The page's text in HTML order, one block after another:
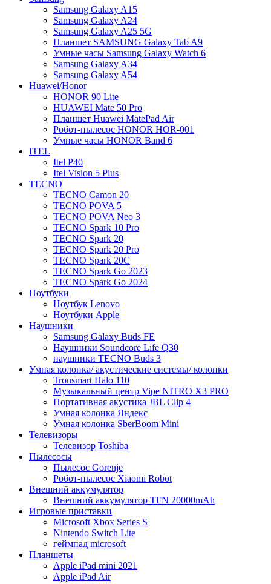
Samsung Galaxy A15
Samsung Galaxy A24
Samsung Galaxy A25 5G
Планшет SAMSUNG Galaxy Tab A9
Умные часы Samsung Galaxy Watch 6
Samsung Galaxy A34
Samsung Galaxy A54
Huawei/Honor
HONOR 90 Lite
HUAWEI Mate 50 Pro
Планшет Huawei MatePad Air
Робот-пылесос HONOR HOR-001
Умные часы HONOR Band 6
ITEL
Itel P40
Itel Vision 5 Plus
TECNO
TECNO Camon 20
TECNO POVA 5
TECNO POVA Neo 3
TECNO Spark 10 Pro
TECNO Spark 20
TECNO Spark 20 Pro
TECNO Spark 20C
TECNO Spark Go 2023
TECNO Spark Go 2024
Ноутбуки
Ноутбук Lenovo
Ноутбуки Apple
Наушники
Samsung Galaxy Buds FE
Наушники Soundcore Life Q30
наушники TECNO Buds 3
Умная колонка/ акустические системы/ колонки
Tronsmart Halo 110
Музыкальный центр Vipe NITRO X3 PRO
Портативная акустика JBL Clip 4
Умная колонка Яндекс
Умная колонка SberBoom Mini
Телевизоры
Телевизор Toshiba
Пылесосы
Пылесос Gorenje
Робот-пылесос Xiaomi Robot
Внешний аккумулятор
Внешний аккумулятор TFN 20000mAh
Игровые приставки
Microsoft Xbox Series S
Nintendo Switch Lite
геймпад microsoft
Планшеты
Apple iPad mini 2021
Apple iPad Air